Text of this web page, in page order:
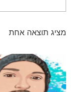
מציג תוצאה אחת